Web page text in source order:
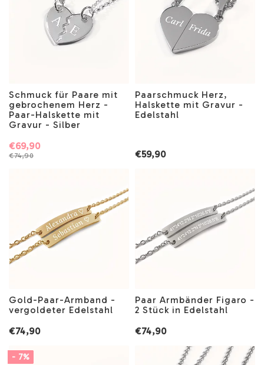
Schmuck für Paare mit
gebrochenem Herz -
Paar-Halskette mit
Gravur - Silber
€74,90
€69,90
Paarschmuck Herz,
Halskette mit Gravur -
Edelstahl
€59,90
Gold-Paar-Armband -
vergoldeter Edelstahl
€74,90
Paar Armbänder Figaro -
2 Stück in Edelstahl
€74,90
- 7%